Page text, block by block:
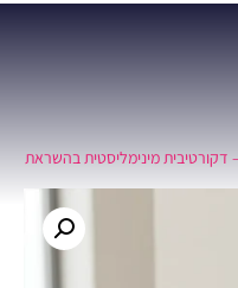
– דקורטיבית מינימליסטית בהשראת